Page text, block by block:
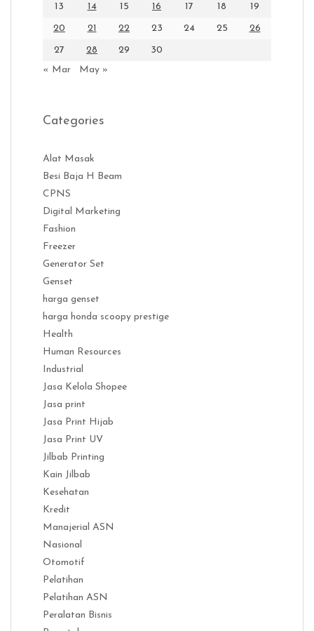
13 14 15 16 17 18 19
20 21 22 23 24 25 26
27 28 29
30
« Mar
May »
Categories
Alat Masak
Besi Baja H Beam
CPNS
Digital Marketing
Fashion
Freezer
Generator Set
Genset
harga genset
harga honda scoopy prestige
Health
Human Resources
Industrial
Jasa Kelola Shopee
Jasa print
Jasa Print Hijab
Jasa Print UV
Jilbab Printing
Kain Jilbab
Kesehatan
Kredit
Manajerial ASN
Nasional
Otomotif
Pelatihan
Pelatihan ASN
Peralatan Bisnis